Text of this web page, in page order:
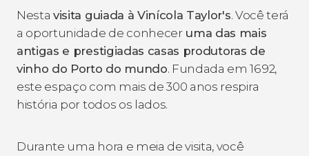
Nestavisita guiada à Vinícola Taylor's. Você terá
a oportunidade de conheceruma das mais
antigas e prestigiadas casas produtoras de
vinho do Porto do mundo. Fundada em 1692,
este espaço com mais de 300 anos respira
história por todos os lados.
Durante uma hora e meia de visita, você